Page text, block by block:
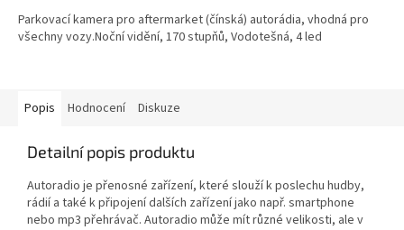
Parkovací kamera pro aftermarket (čínská) autorádia, vhodná pro
všechny vozy.Noční vidění, 170 stupňů, Vodotešná, 4 led
Popis Hodnocení Diskuze
Detailní popis produktu
Autoradio je přenosné zařízení, které slouží k poslechu hudby,
rádií a také k připojení dalších zařízení jako např. smartphone
nebo mp3 přehrávač. Autoradio může mít různé velikosti, ale v